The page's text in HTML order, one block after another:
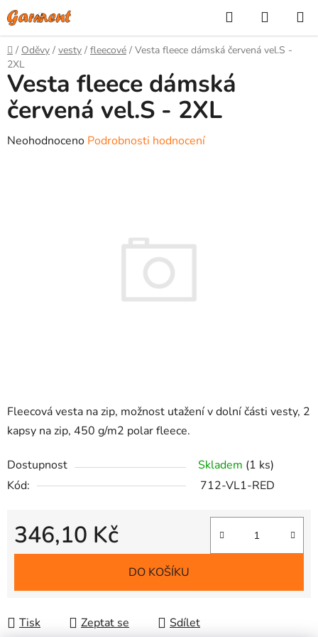
Přejít
na
obsah
Hledat
KOŠÍK
Domů
/ Oděvy / vesty / fleecové / Vesta fleece dámská červená vel.S -
2XL
Fleecová vesta na zip, možnost utažení v dolní části vesty, 2
kapsy na zip, 450 g/m2 polar fleece.
Dostupnost Skladem (1 ks)
Kód:
712-VL1-RED
346,10 Kč
Měrná cena:
DO KOŠÍKU
Tisk Zeptat se Sdílet
Vesta fleece dámská
červená vel.S - 2XL
Průměrné
Neohodnoceno Podrobnosti hodnocení